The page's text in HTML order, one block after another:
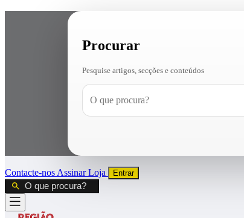
Procurar
Pesquise artigos, secções e conteúdos
Contacte-nos AssinarLoja Entrar